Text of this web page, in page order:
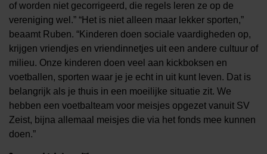
of worden niet gecorrigeerd, die regels leren ze op de
vereniging wel.” “Het is niet alleen maar lekker sporten,”
beaamt Ruben. “Kinderen doen sociale vaardigheden op,
krijgen vriendjes en vriendinnetjes uit een andere cultuur of
milieu. Onze kinderen doen veel aan kickboksen en
voetballen, sporten waar je je echt in uit kunt leven. Dat is
belangrijk als je thuis in een moeilijke situatie zit. We
hebben een voetbal team voor meisjes opgezet vanuit SV
Zeist, bijna allemaal meisjes die via het fonds mee kunnen
doen.”